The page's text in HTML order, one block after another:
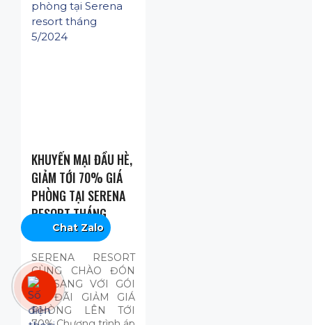
KHUYẾN MẠI ĐẦU HÈ,
GIẢM TỚI 70% GIÁ
PHÒNG TẠI SERENA
RESORT THÁNG
5/2024
SERENA RESORT
CÙNG CHÀO ĐÓN
HÈ SANG VỚI GÓI
ƯU ĐÃI GIẢM GIÁ
PHÒNG LÊN TỚI
Chat Zalo